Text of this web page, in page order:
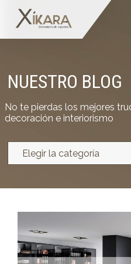
NUESTRO BLOG
No te pierdas los mejores
decoración e interiorismo